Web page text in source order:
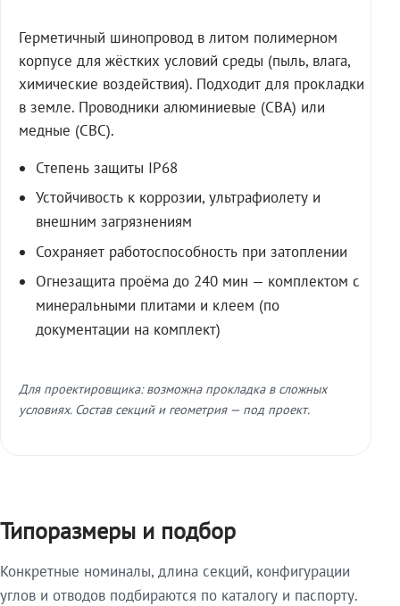
Герметичный шинопровод в литом полимерном
корпусе для жёстких условий среды (пыль, влага,
химические воздействия). Подходит для прокладки
в земле. Проводники алюминиевые (СВА) или
медные (СВС).
Степень защиты IP68
Устойчивость к коррозии, ультрафиолету и
внешним загрязнениям
Сохраняет работоспособность при затоплении
Огнезащита проёма до 240 мин — комплектом с
минеральными плитами и клеем (по
документации на комплект)
Для проектировщика: возможна прокладка в сложных
условиях. Состав секций и геометрия — под проект.
Типоразмеры и подбор
Конкретные номиналы, длина секций, конфигурации
углов и отводов подбираются по каталогу и паспорту.